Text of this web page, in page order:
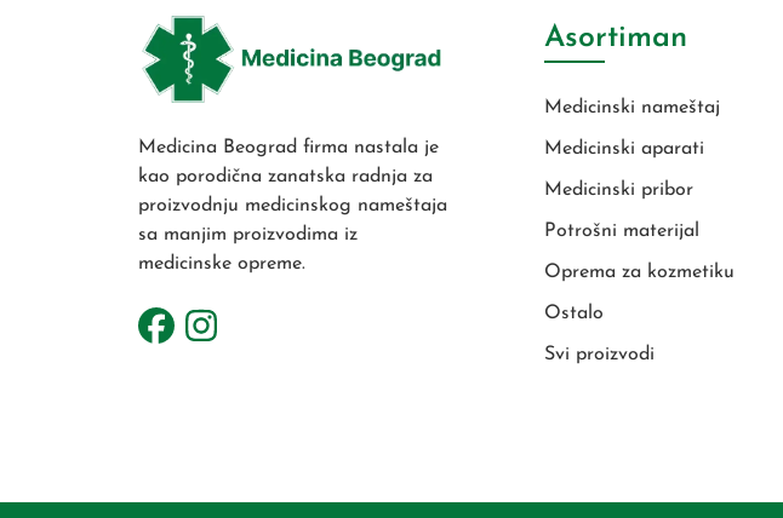
Medicina Beograd firma nastala je
kao porodična zanatska radnja za
proizvodnju medicinskog nameštaja
sa manjim proizvodima iz
medicinske opreme.
Asortiman
Medicinski nameštaj
Medicinski aparati
Medicinski pribor
Potrošni materijal
Oprema za kozmetiku
Ostalo
Svi proizvodi